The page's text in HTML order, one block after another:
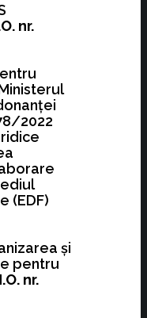
nr.
2022
(EDF)
şi
pentru
nr.